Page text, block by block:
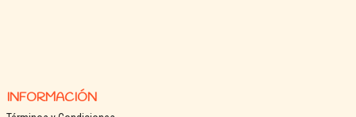
INFORMACIÓN